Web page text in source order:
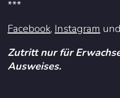
***
Facebook, Instagram und
Zutritt nur für
Ausweises.